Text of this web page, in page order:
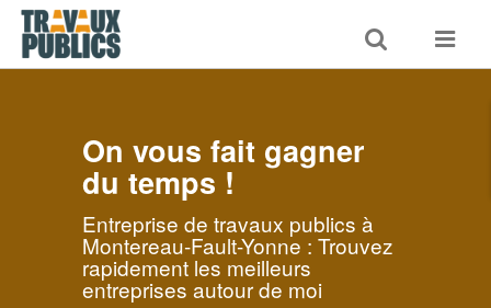
Toggle
search
Toggle
On vous fait gagner
du temps !
Entreprise de travaux publics à
Montereau-Fault-Yonne : Trouvez
rapidement les meilleurs
entreprises autour de moi